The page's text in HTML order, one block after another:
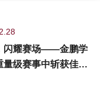
水与匠心续写中国少年的
闪耀赛场——金鹏学
量级赛事中斩获佳